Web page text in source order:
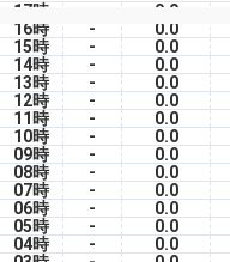
17時 0.0
16時
- 0.0
15時
- 0.0
14時
- 0.0
13時
- 0.0
12時
- 0.0
11時
- 0.0
10時
- 0.0
09時
- 0.0
08時
- 0.0
07時
- 0.0
06時
- 0.0
05時
- 0.0
04時
- 0.0